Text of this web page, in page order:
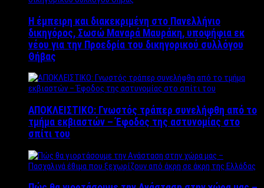
Η έμπειρη και διακεκριμένη στο Πανελλήνιο
δικηγόρος, Σωσώ Μαναρά Μαυράκη, υποψήφια εκ
νέου για την Προεδρία του δικηγορικού συλλόγου
Θήβας
ΑΠΟΚΛΕΙΣΤΙΚΟ: Γνωστός τράπερ συνελήφθη από το
τμήμα εκβιαστών – Έφοδος της αστυνομίας στο
σπίτι του